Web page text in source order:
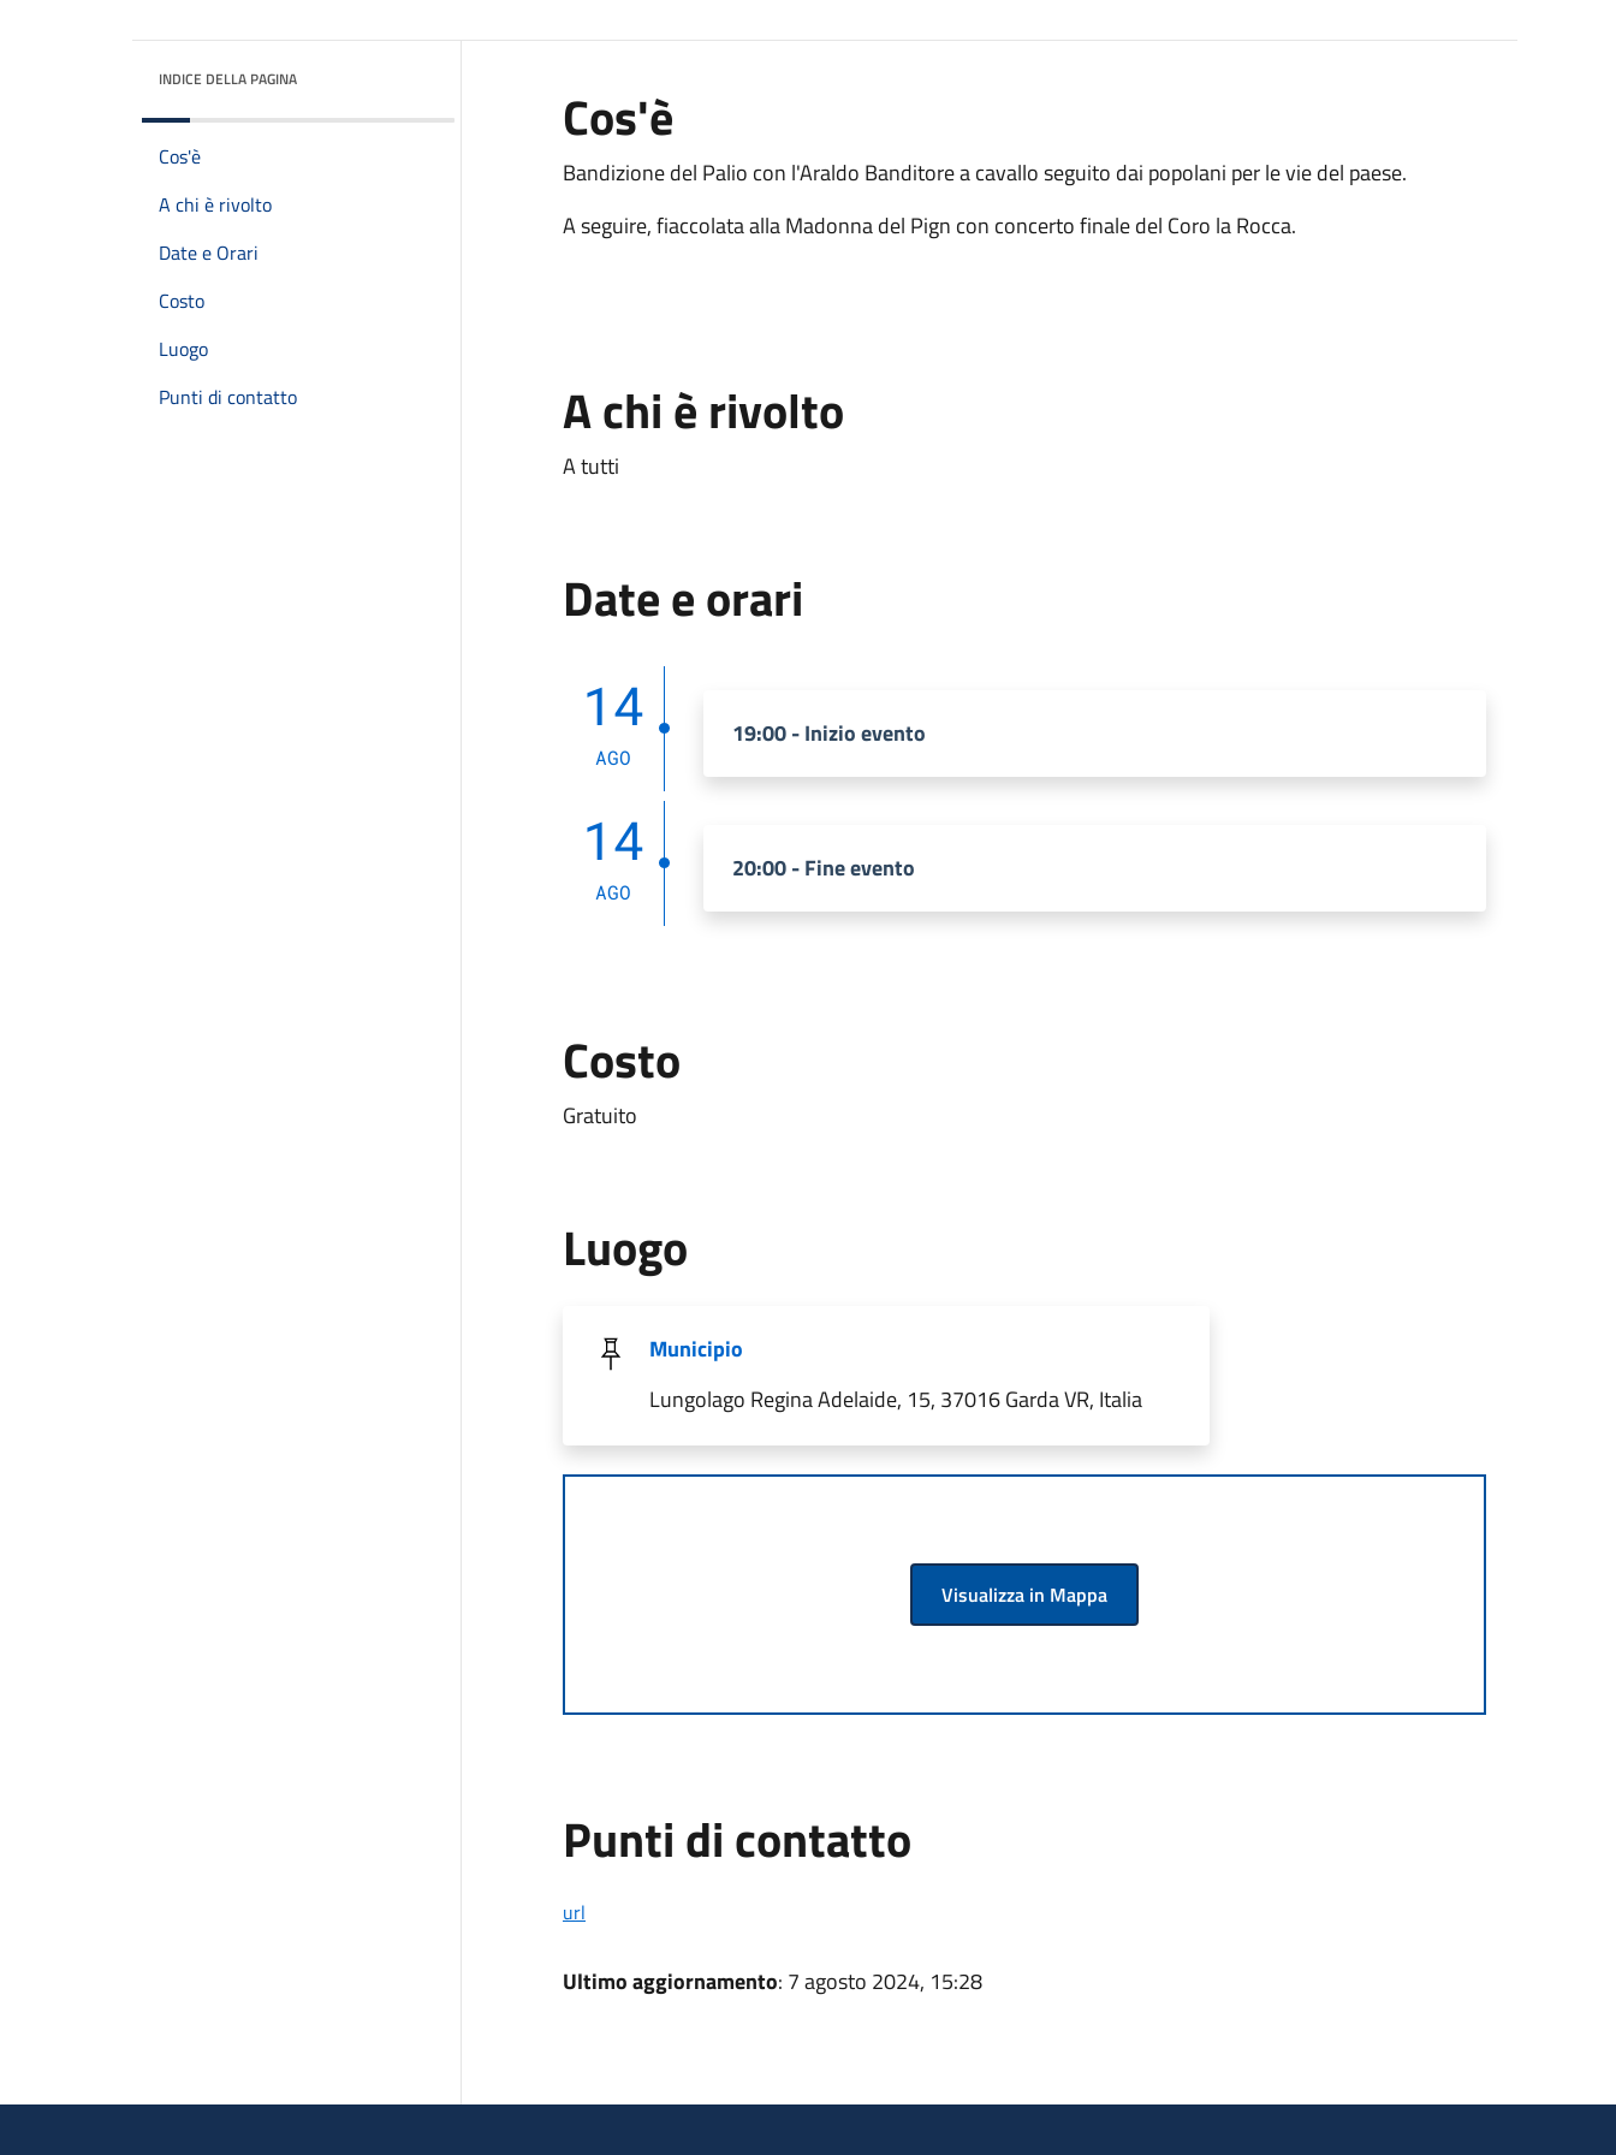
INDICE DELLA PAGINA
Cos'è
A chi è rivolto
Date e Orari
Costo
Luogo
Punti di contatto
Cos'è
Bandizione del Palio con l'Araldo Banditore a cavallo seguito dai popolani per le vie del paese.
A seguire, fiaccolata alla Madonna del Pign con concerto finale del Coro la Rocca.
A chi è rivolto
A tutti
Date e orari
14
AGO
19:00 - Inizio evento
14
AGO
20:00 - Fine evento
Costo
Gratuito
Luogo
Municipio
Lungolago Regina Adelaide, 15, 37016 Garda VR, Italia
Visualizza in Mappa
Punti di contatto
url
Ultimo aggiornamento: 7 agosto 2024, 15:28